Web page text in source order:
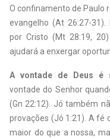
O confinamento de Paulo
evangelho (At 26:27-31).
por Cristo (Mt 28:19,
ajudará a enxergar
A vontade de Deus é
vontade do Senhor
(Gn 22:12). Jó também
provações (Jó 1:21). A fé
maior do que a nossa,